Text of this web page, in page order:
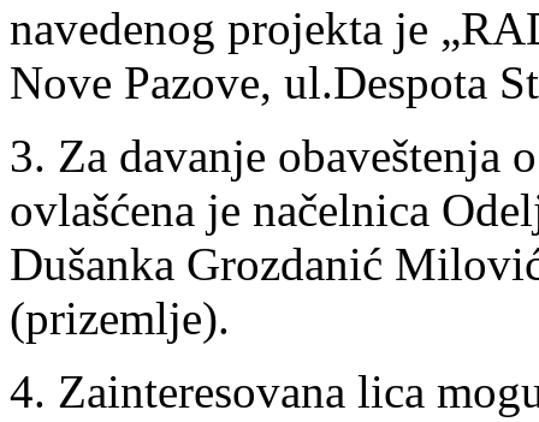
navedenog projekta je
Nove Pazove, ul.Despota
3. Za davanje obaveštenja
ovlašćena je načelnica
Dušanka Grozdanić
(prizemlje).
4. Zainteresovana lica